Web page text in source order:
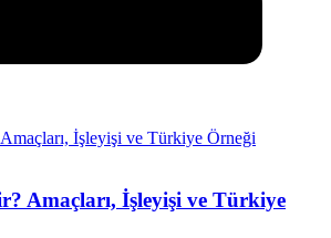
Amaçları, İşleyişi ve Türkiye